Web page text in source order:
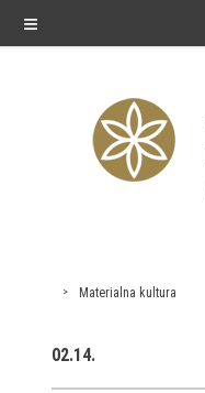
≡
razstave
Občasne razstave
Materialna kultura
02.14.